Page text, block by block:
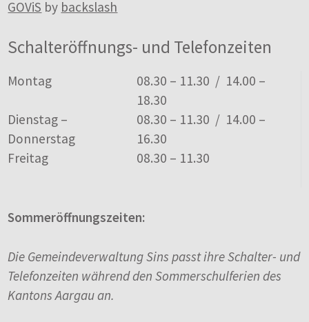
GOViS by backslash
Schalteröffnungs- und Telefonzeiten
TagÖffnungszeiten
Montag
08.30 – 11.30 / 14.00 –
18.30
Dienstag –
Donnerstag
08.30 – 11.30 / 14.00 –
16.30
Freitag
08.30 – 11.30
Sommeröffnungszeiten:
Die Gemeindeverwaltung Sins passt ihre Schalter- und
Telefonzeiten während den Sommerschulferien des
Kantons Aargau an.